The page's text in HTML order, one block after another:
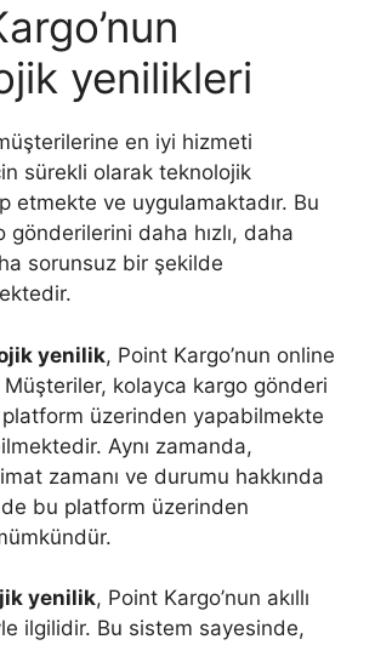
yenilikleri
en iyi hizmeti
sürekli olarak teknolojik
etmekte ve uygulamaktadır. Bu
gönderilerini daha hızlı, daha
sorunsuz bir şekilde
yenilik, Point Kargo’nun online
kolayca kargo gönderi
üzerinden yapabilmekte
Aynı zamanda,
zamanı ve durumu hakkında
de bu platform üzerinden
yenilik, Point Kargo’nun akıllı
ilgilidir. Bu sistem sayesinde,